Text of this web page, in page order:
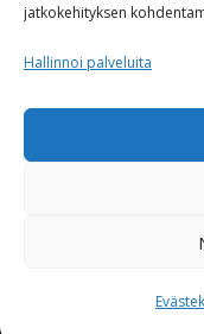
jatkokehityksen
Hallinnoi palveluita
Copyright © 2026